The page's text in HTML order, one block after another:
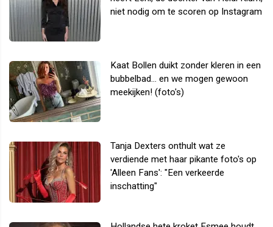
niet nodig om te scoren op Instagram
Kaat Bollen duikt zonder kleren in een
bubbelbad... en we mogen gewoon
meekijken! (foto's)
Tanja Dexters onthult wat ze
verdiende met haar pikante foto's op
'Alleen Fans': "Een verkeerde
inschatting"